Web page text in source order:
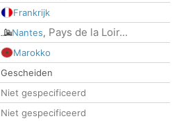
Frankrijk
Nantes, Pays de la Loir...
Marokko
Gescheiden
Niet gespecificeerd
Niet gespecificeerd